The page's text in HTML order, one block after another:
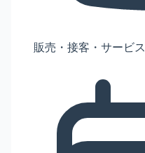
販売・接客・サービス